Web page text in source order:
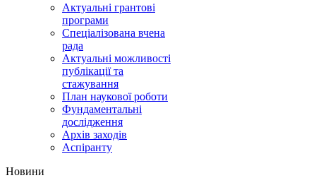
Актуальні грантові
програми
Спеціалізована вчена
рада
Актуальні можливості
публікації та
стажування
План наукової роботи
Фундаментальні
дослідження
Архів заходів
Аспіранту
Hовини